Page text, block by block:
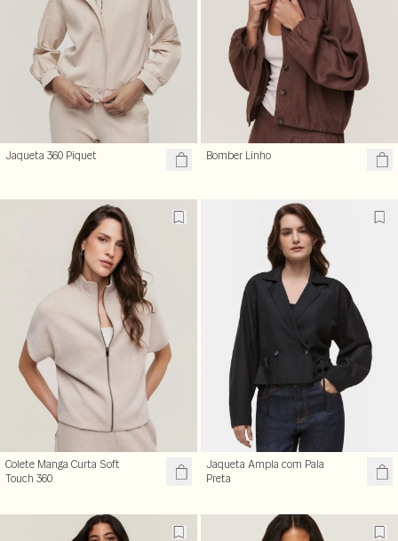
Jaqueta 360 Piquet Bomber Linho
Colete Manga Curta Soft
Touch 360
Jaqueta Ampla com Pala
Preta